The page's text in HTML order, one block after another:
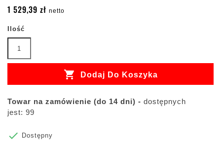
1 529,39 zł netto
Ilość
 Dodaj Do Koszyka
Towar na zamówienie (do 14 dni) - dostępnych
jest: 99

Dostępny